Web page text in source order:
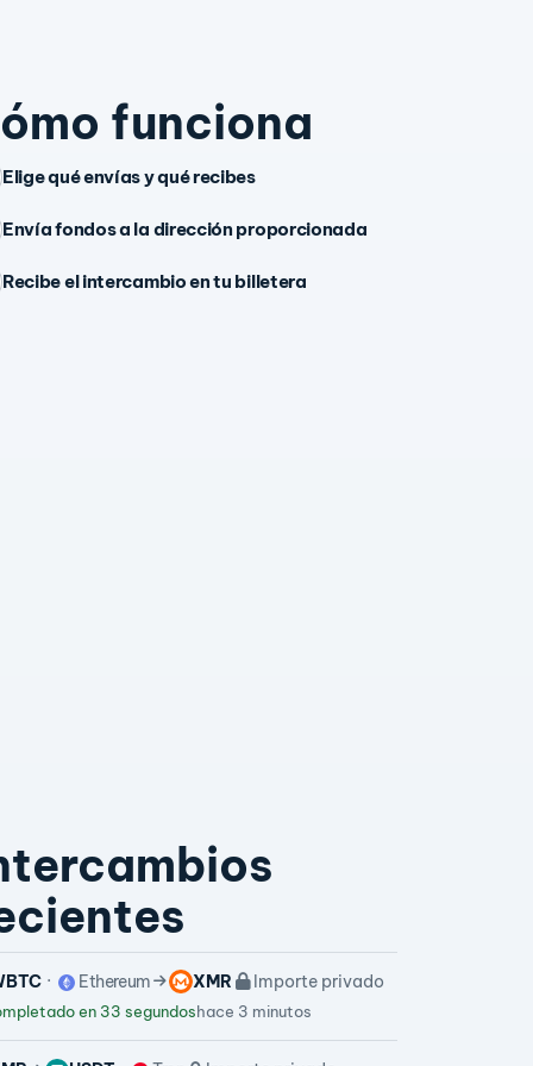
funciona
Elige qué envías y qué recibes
Envía fondos a la dirección proporcionada
Recibe el intercambio en tu billetera
Ethereum XMR Importe privado
en 33 segundoshace 3 minutos